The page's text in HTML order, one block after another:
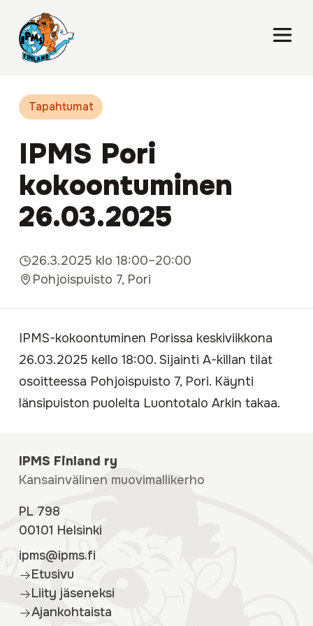
Tapahtumat
IPMS Pori
kokoontuminen
26.03.2025
26.3.2025 klo 18:00–20:00
Pohjoispuisto 7, Pori
IPMS-kokoontuminen Porissa keskiviikkona
26.03.2025 kello 18:00. Sijainti A-killan tilat
osoitteessa Pohjoispuisto 7, Pori. Käynti
länsipuiston puolelta Luontotalo Arkin takaa.
IPMS Finland ry
Kansainvälinen muovimallikerho
PL 798
00101 Helsinki
ipms@ipms.fi
Etusivu
Liity jäseneksi
Ajankohtaista